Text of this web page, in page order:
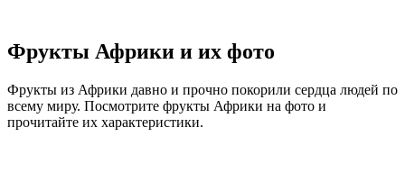
Фрукты Африки и их фото
Фрукты из Африки давно и прочно покорили сердца людей по
всему миру. Посмотрите фрукты Африки на фото и
прочитайте их характеристики.